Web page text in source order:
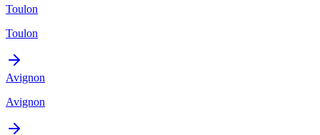
Toulon
Toulon
Avignon
Avignon